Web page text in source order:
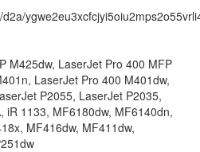
M425dw, LaserJet Pro 400 MFP
LaserJet Pro 400 M401dw,
P2055, LaserJet P2035,
iR 1133, MF6180dw, MF6140dn,
MF416dw, MF411dw,